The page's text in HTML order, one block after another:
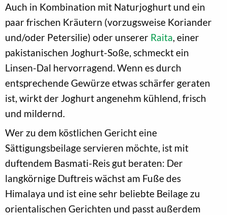
Auch in Kombination mit Naturjoghurt und ein
paar frischen Kräutern (vorzugsweise Koriander
und/oder Petersilie) oder unserer Raita, einer
pakistanischen Joghurt-Soße, schmeckt ein
Linsen-Dal hervorragend. Wenn es durch
entsprechende Gewürze etwas schärfer geraten
ist, wirkt der Joghurt angenehm kühlend, frisch
und mildernd.
Wer zu dem köstlichen Gericht eine
Sättigungsbeilage servieren möchte, ist mit
duftendem Basmati-Reis gut beraten: Der
langkörnige Duftreis wächst am Fuße des
Himalaya und ist eine sehr beliebte Beilage zu
orientalischen Gerichten und passt außerdem